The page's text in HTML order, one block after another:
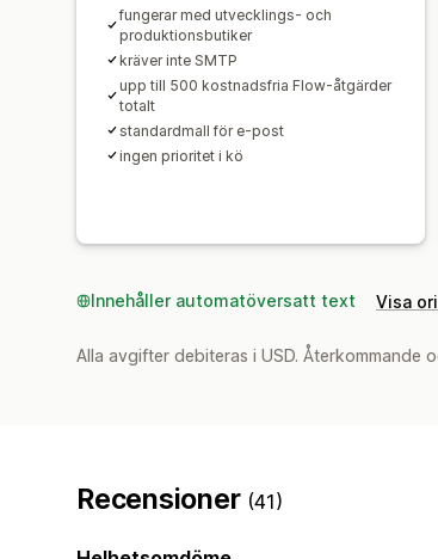
fungerar med utvecklings- och
produktionsbutiker
kräver inte SMTP
upp till 500 kostnadsfria Flow-åtgärder
totalt
standardmall för e-post
ingen prioritet i kö
Innehåller automatöversatt text Visa
Alla avgifter debiteras i USD. Återkommande
Recensioner (41)